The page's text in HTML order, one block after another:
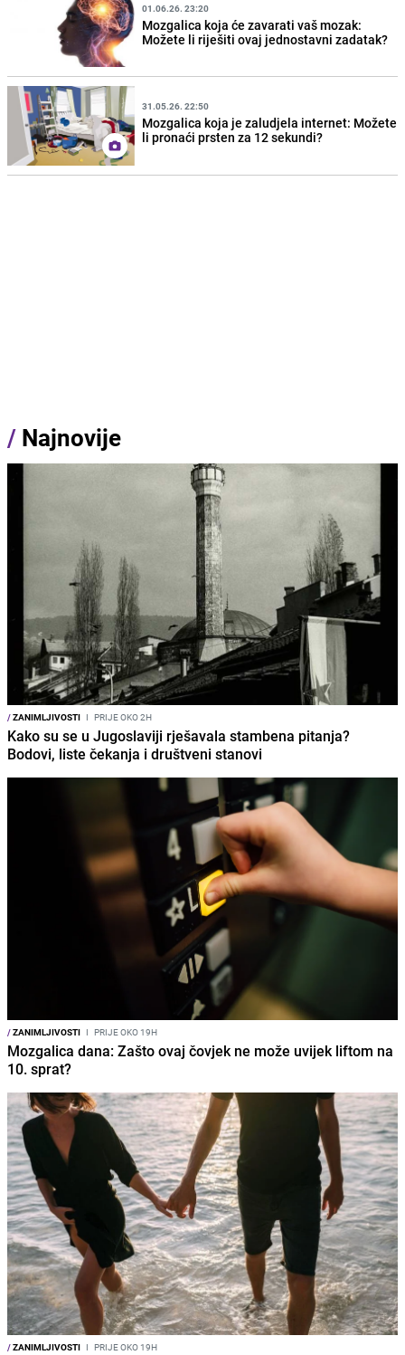
01.06.26. 23:20
Mozgalica koja će zavarati vaš mozak:
Možete li riješiti ovaj jednostavni zadatak?
31.05.26. 22:50
Mozgalica koja je zaludjela internet: Možete
li pronaći prsten za 12 sekundi?
/ Najnovije
/ZANIMLJIVOSTI I PRIJE OKO 2H
Kako su se u Jugoslaviji rješavala stambena pitanja?
Bodovi, liste čekanja i društveni stanovi
/ZANIMLJIVOSTI I PRIJE OKO 19H
Mozgalica dana: Zašto ovaj čovjek ne može uvijek liftom na
10. sprat?
/ZANIMLJIVOSTI I PRIJE OKO 19H